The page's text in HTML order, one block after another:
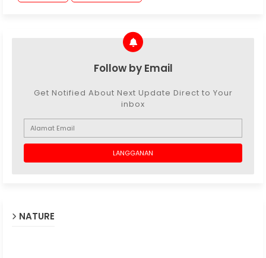
Follow by Email
Get Notified About Next Update Direct to Your
inbox
NATURE